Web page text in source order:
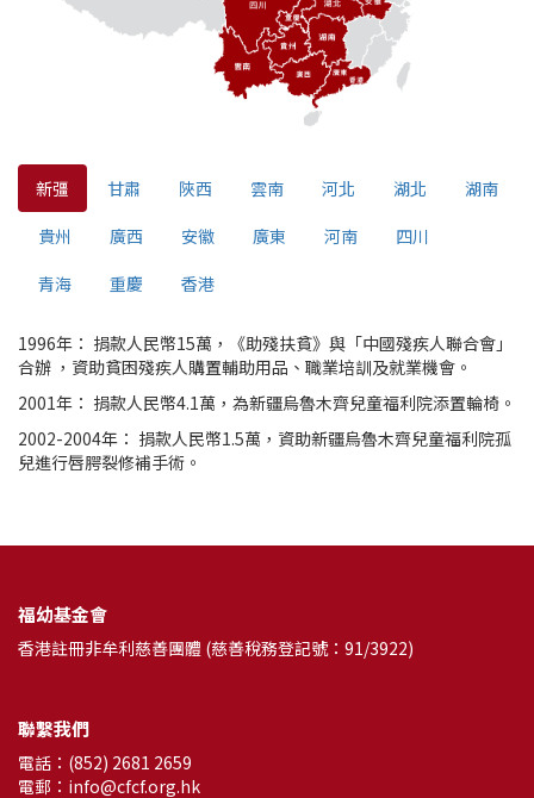
新彊 甘肅 陜西 雲南 河北 湖北
湖南
貴州
廣西 安徽 廣東 河南
四川
青海
重慶 香港
1996年： 捐款人民幣15萬，《助殘扶貧》與「中國殘疾人聯合會」
合辦 ，資助貧困殘疾人購置輔助用品、職業培訓及就業機會。
2001年： 捐款人民幣4.1萬，為新疆烏魯木齊兒童福利院添置輪椅。
2002-2004年： 捐款人民幣1.5萬，資助新疆烏魯木齊兒童福利院孤
兒進行唇腭裂修補手術。
福幼基金會
香港註冊非牟利慈善團體 (慈善稅務登記號：91/3922)
聯繫我們
電話：(852) 2681 2659
電郵：info@cfcf.org.hk